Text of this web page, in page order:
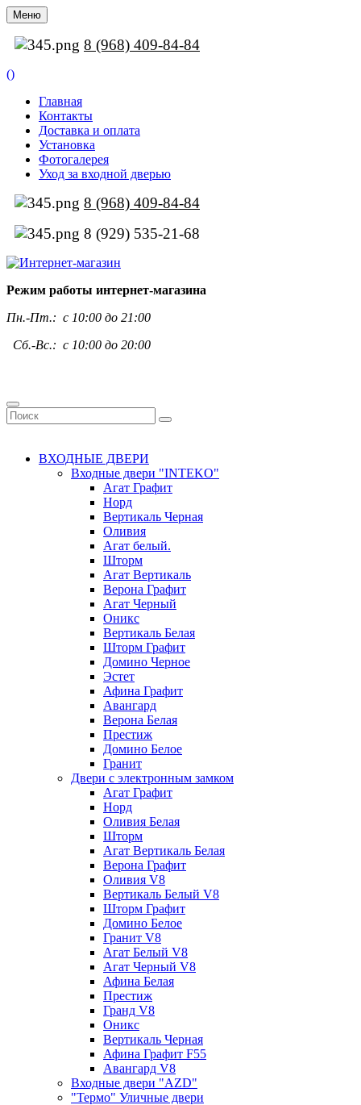
Меню
8 (968) 409-84-84
()
Главная
Контакты
Доставка и оплата
Установка
Фотогалерея
Уход за входной дверью
8 (968) 409-84-84
8 (929) 535-21-68
Режим работы интернет-магазина
Пн.-Пт.: с 10:00 до 21:00
Сб.-Вс.: с 10:00 до 20:00
ВХОДНЫЕ ДВЕРИ
Входные двери "INTEKO"
Агат Графит
Норд
Вертикаль Черная
Оливия
Агат белый.
Шторм
Агат Вертикаль
Верона Графит
Агат Черный
Оникс
Вертикаль Белая
Шторм Графит
Домино Черное
Эстет
Афина Графит
Авангард
Верона Белая
Престиж
Домино Белое
Гранит
Двери с электронным замком
Агат Графит
Норд
Оливия Белая
Шторм
Агат Вертикаль Белая
Верона Графит
Оливия V8
Вертикаль Белый V8
Шторм Графит
Домино Белое
Гранит V8
Агат Белый V8
Агат Черный V8
Афина Белая
Престиж
Гранд V8
Оникс
Вертикаль Черная
Афина Графит F55
Авангард V8
Входные двери "AZD"
"Термо" Уличные двери